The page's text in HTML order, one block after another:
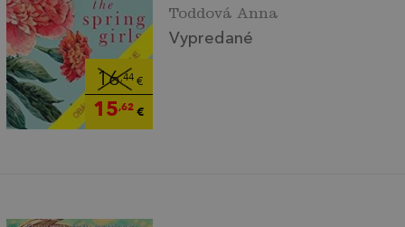
16,44€
15,62€
Toddová Anna
Vypredané